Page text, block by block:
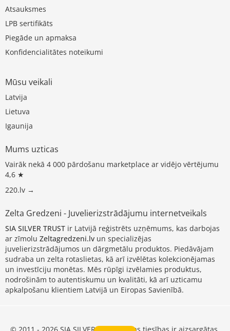
Atsauksmes
LPB sertifikāts
Piegāde un apmaksa
Konfidencialitātes noteikumi
Mūsu veikali
Latvija
Lietuva
Igaunija
Mums uzticas
Vairāk nekā 4 000 pārdošanu marketplace ar vidējo vērtējumu
4,6 ★
220.lv →
Zelta Gredzeni - Juvelierizstrādājumu internetveikals
SIA SILVER TRUST ir Latvijā reģistrēts uzņēmums, kas darbojas
ar zīmolu Zeltagredzeni.lv un specializējas
juvelierizstrādājumos un dārgmetālu produktos. Piedāvājam
sudraba un zelta rotaslietas, kā arī izvēlētas kolekcionējamas
un investīciju monētas. Mēs rūpīgi izvēlamies produktus,
nodrošinām to autentiskumu un kvalitāti, kā arī uzticamu
apkalpošanu klientiem Latvijā un Eiropas Savienībā.